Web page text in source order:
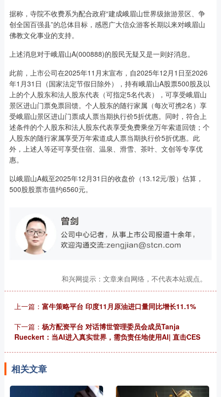
据称，寺院不收费系为配合政府“建成峨眉山世界级旅游景区、争
创全国百强县”的总体目标，感恩广大信众游客长期以来对峨眉山
佛教文化事业的支持。
上述消息对于峨眉山A(000888)的股民无疑又是一则好消息。
此前，上市公司在2025年11月末宣布，自2025年12月1日至2026
年1月31日（国家法定节假日除外），持有峨眉山A股票500股及以
上的个人股东和法人股东代表（可指定5名代表），可享受峨眉山
景区进山门票免票回馈。个人股东的随行家属（每次可携2名）享
受峨眉山景区进山门票成人票当期执行价5折优惠。同时，符合上
述条件的个人股东和法人股东代表享受免费乘坐万年索道回馈；个
人股东的随行家属享受万年索道成人票当期执行价5折优惠。此
外，上述人等还可享受住宿、温泉、滑雪、茶叶、文创等专享优
惠。
以峨眉山A截至2025年12月31日的收盘价（13.12元/股）估算，
500股股票市值约6560元。
和兴网提示：文章来自网络，不代表本站观点。
上一篇： 富牛策略平台 印度11月原油进口量同比增长11.1%
下一篇： 杨方配资平台 对话博世管理委员会成员Tanja
Rueckert：当AI进入真实世界，需负责任地使用AI| 直击CES
相关文章